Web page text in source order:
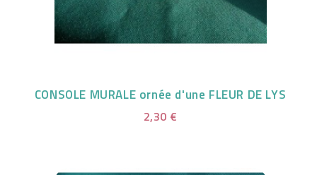
CONSOLE MURALE ornée d'une FLEUR DE LYS
2,30 €